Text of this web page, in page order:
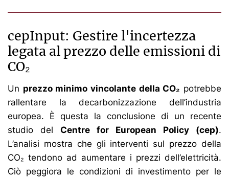
cepInput: Gestire l'incertezza
legata al prezzo delle emissioni di
CO₂
Un prezzo minimo vincolante della CO₂ potrebbe
rallentare la decarbonizzazione dell’industria
europea. È questa la conclusione di un recente
studio del Centre for European Policy (cep).
L’analisi mostra che gli interventi sul prezzo della
CO₂ tendono ad aumentare i prezzi dell’elettricità.
Ciò peggiora le condizioni di investimento per le